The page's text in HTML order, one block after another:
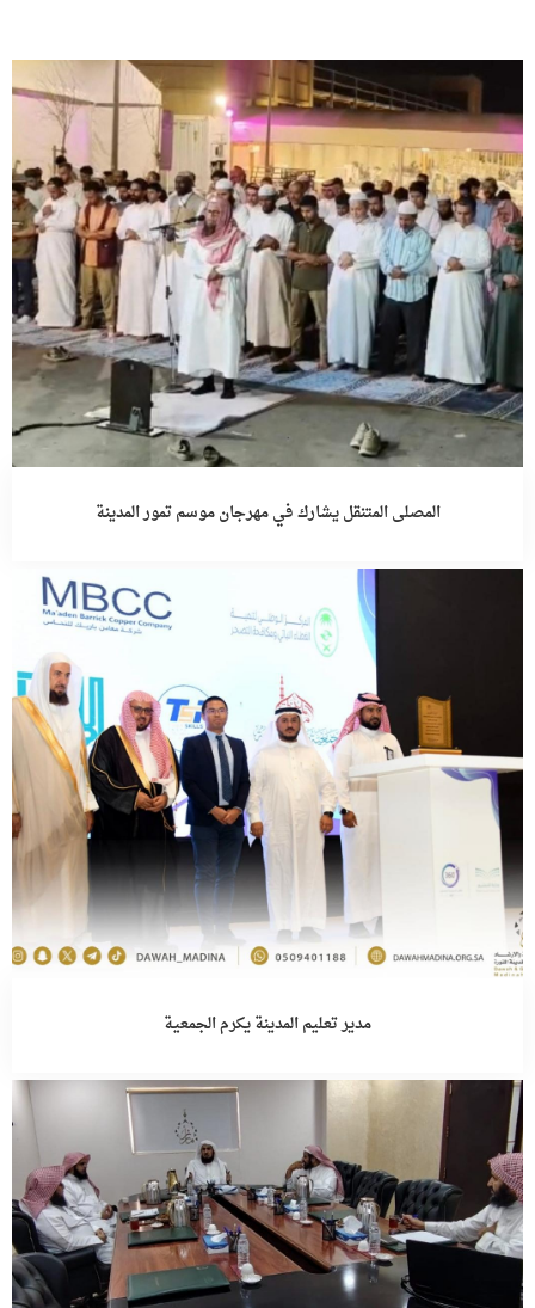
المصلى المتنقل يشارك في مهرجان موسم تمور المدينة
مدير تعليم المدينة يكرم الجمعية